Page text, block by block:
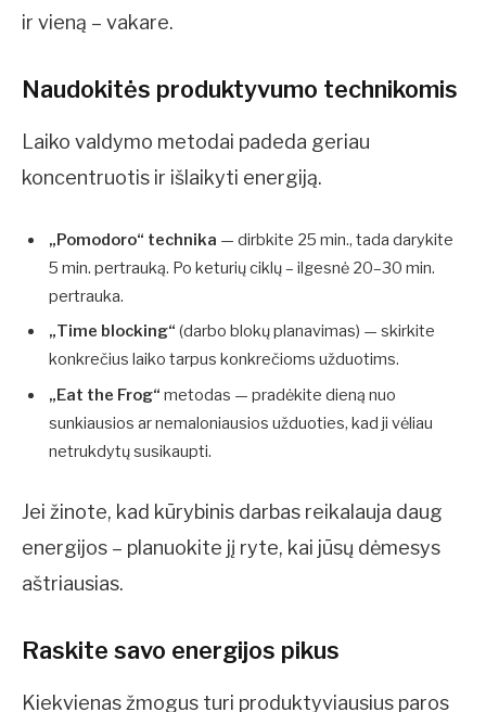
ir vieną – vakare.
Naudokitės produktyvumo technikomis
Laiko valdymo metodai padeda geriau
koncentruotis ir išlaikyti energiją.
„Pomodoro“ technika — dirbkite 25 min., tada darykite
5 min. pertrauką. Po keturių ciklų – ilgesnė 20–30 min.
pertrauka.
„Time blocking“ (darbo blokų planavimas) — skirkite
konkrečius laiko tarpus konkrečioms užduotims.
„Eat the Frog“ metodas — pradėkite dieną nuo
sunkiausios ar nemaloniausios užduoties, kad ji vėliau
netrukdytų susikaupti.
Jei žinote, kad kūrybinis darbas reikalauja daug
energijos – planuokite jį ryte, kai jūsų dėmesys
aštriausias.
Raskite savo energijos pikus
Kiekvienas žmogus turi produktyviausius paros